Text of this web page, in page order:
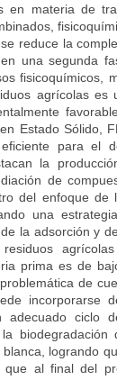
en materia de
reduce la
una segunda
fisicoquímicos,
agrícolas es
Estado Sólido,
para el
la
de
del enfoque de
una
la adsorción y
prima es de
de
incorporarse
adecuado ciclo
logrando
al final del